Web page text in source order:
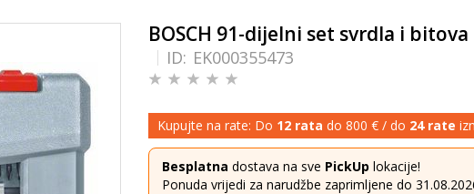
BOSCH 91-dijelni set svrdla i
ID: EK000355473
Kupujte na rate: Do 12 rata do 800 € / do 24 rate
Besplatna dostava na sve PickUp lokacije!
Ponuda vrijedi za narudžbe zaprimljene do